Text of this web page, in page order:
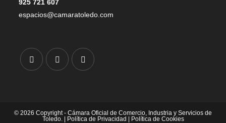
925 721 607
espacios@camaratoledo.com
© 2026 Copyright - Cámara Oficial de Comercio, Industria y Servicios de
Toledo. | Política de Privacidad | Política de Cookies